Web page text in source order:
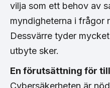
vilja som ett behov av
myndigheterna i frågor
Dessvärre tyder
utbyte sker.
En förutsättning för
Cybersäkerheten är